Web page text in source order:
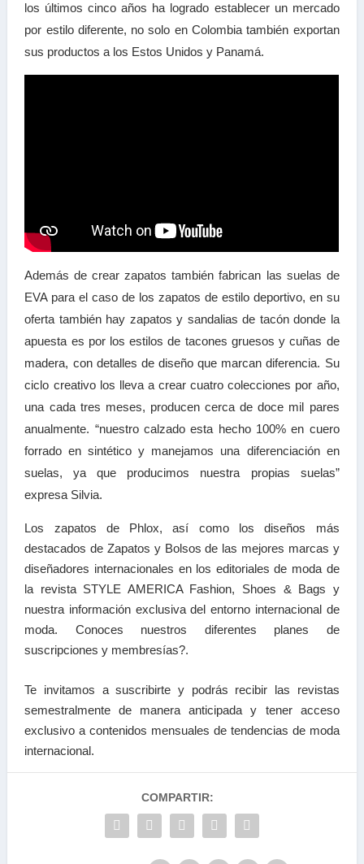
los últimos cinco años ha logrado establecer un mercado
por estilo diferente, no solo en Colombia también exportan
sus productos a los Estos Unidos y Panamá.
Además de crear zapatos también fabrican las suelas de
EVA para el caso de los zapatos de estilo deportivo, en su
oferta también hay zapatos y sandalias de tacón donde la
apuesta es por los estilos de tacones gruesos y cuñas de
madera, con detalles de diseño que marcan diferencia. Su
ciclo creativo los lleva a crear cuatro colecciones por año,
una cada tres meses, producen cerca de doce mil pares
anualmente. “nuestro calzado esta hecho 100% en cuero
forrado en sintético y manejamos una diferenciación en
suelas, ya que producimos nuestra propias suelas”
expresa Silvia.
Los zapatos de Phlox, así como los diseños más
destacados de Zapatos y Bolsos de las mejores marcas y
diseñadores internacionales en los editoriales de moda de
la revista STYLE AMERICA Fashion, Shoes & Bags y
nuestra información exclusiva del entorno internacional de
moda. Conoces nuestros diferentes planes de
suscripciones y membresías?.
Te invitamos a suscribirte y podrás recibir las revistas
semestralmente de manera anticipada y tener acceso
exclusivo a contenidos mensuales de tendencias de moda
internacional.
COMPARTIR: